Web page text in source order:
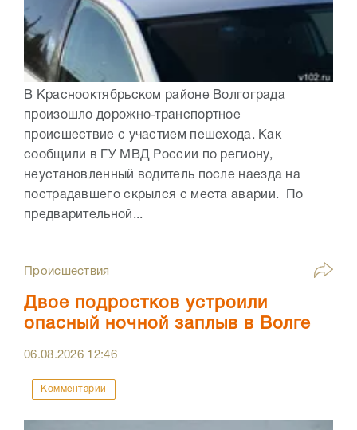
В Краснооктябрьском районе Волгограда
произошло дорожно-транспортное
происшествие с участием пешехода. Как
сообщили в ГУ МВД России по региону,
неустановленный водитель после наезда на
пострадавшего скрылся с места аварии. По
предварительной...
Происшествия
Двое подростков устроили
опасный ночной заплыв в Волге
06.08.2026 12:46
Комментарии